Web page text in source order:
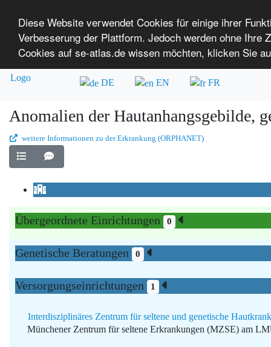
Diese Website verwendet Cookies für einige ihrer
Verbesserung der Plattform. Jedoch werden ohne Ihre
Cookies auf se-atlas.de wissen möchten, klicken Sie
SE-ATLAS
Versorgungsatlas für Menschen
Überblick über Einrichtungen Über uns
DE EN FR
Anomalien der Hautanhangsgebilde,
weitere Informationen zu der Erkrankung (ORPHANET)
Übergeordnete Einrichtungen 0
Genetische Beratungen 0
Versorgungseinrichtungen 1
Interdisziplinäres Zentrum für seltene und genetische
Münchener Zentrum für seltene Erkrankungen (MZSE) am